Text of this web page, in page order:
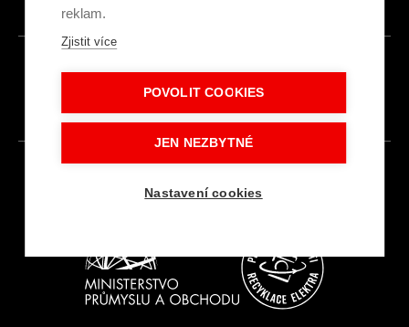
© 2026
reklam.
Zjistit více
POVOLIT COOKIES
JEN NEZBYTNÉ
Nastavení cookies